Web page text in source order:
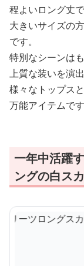
程よいロング丈
大きいサイズの
です。
特別なシーンは
上質な装いを演出
様々なトップス
万能アイテムです
一年中活躍
ングの白ス